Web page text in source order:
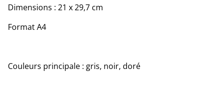
Dimensions : 21 x 29,7 cm
Format A4
Couleurs principale : gris, noir, doré